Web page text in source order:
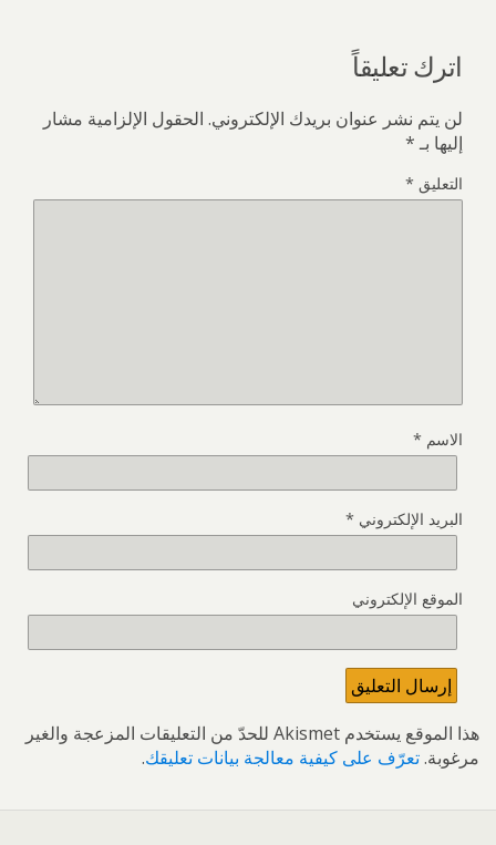
اترك تعليقاً
لن يتم نشر عنوان بريدك الإلكتروني. الحقول الإلزامية مشار
إليها بـ*
التعليق *
الاسم *
البريد الإلكتروني *
الموقع الإلكتروني
هذا الموقع يستخدم Akismet للحدّ من التعليقات المزعجة والغير
مرغوبة.تعرّف على كيفية معالجة بيانات تعليقك.